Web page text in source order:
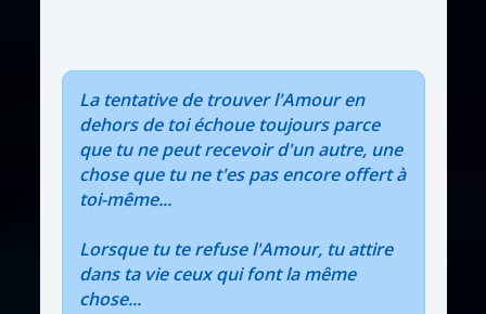
La tentative de trouver l'Amour en
dehors de toi échoue toujours parce
que tu ne peut recevoir d'un autre, une
chose que tu ne t'es pas encore offert à
toi-même...
Lorsque tu te refuse l'Amour, tu attire
dans ta vie ceux qui font la même
chose...